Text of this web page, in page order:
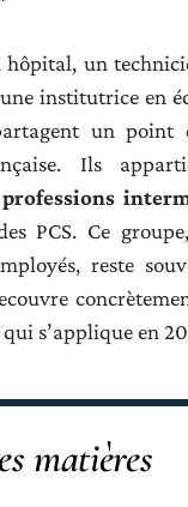
un
institutrice en
un point
Ils
PCS. Ce
reste
s’applique en
matières